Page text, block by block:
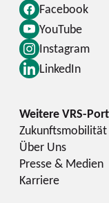
Facebook
YouTube
Instagram
LinkedIn
Zukunftsmobilität
Über Uns
Presse & Medien
Karriere